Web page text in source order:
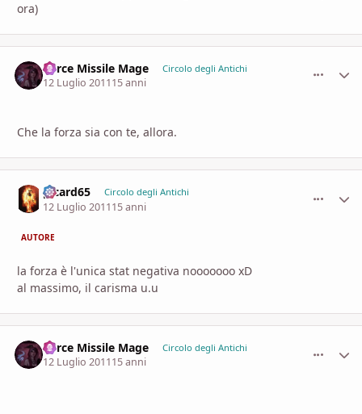
ora)
Force Missile Mage Circolo degli Antichi
12 Luglio 201115 anni
Che la forza sia con te, allora.
picard65 Circolo degli Antichi
12 Luglio 201115 anni
AUTORE
la forza è l'unica stat negativa nooooooo xD
al massimo, il carisma u.u
Force Missile Mage Circolo degli Antichi
12 Luglio 201115 anni